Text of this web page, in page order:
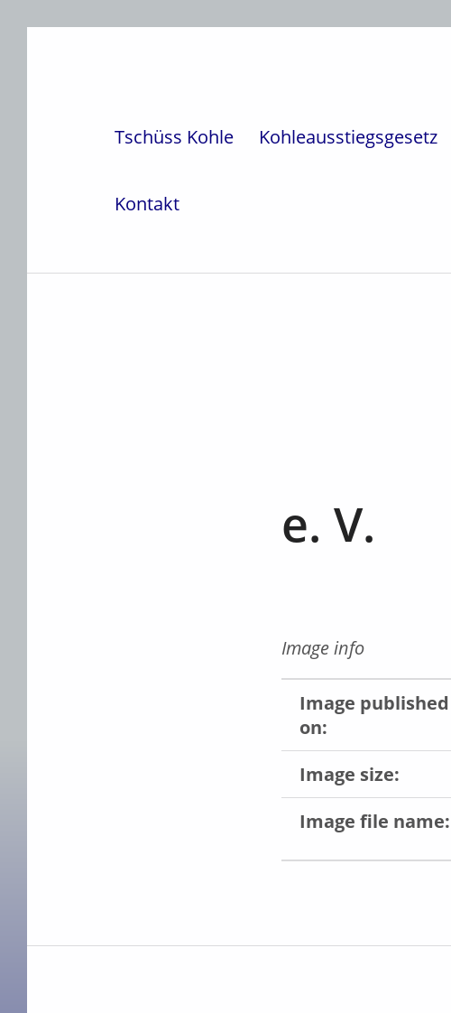
Weiter zur Hauptnavigation
Weiter zum Hauptinhalt
Weiter zur Fußzeile
Tschüss Kohle Kohleausstiegsgesetz
Kontakt
e. V.
Image info
Image published
on:
Image size:
Image file name:
Beitragsnavigation